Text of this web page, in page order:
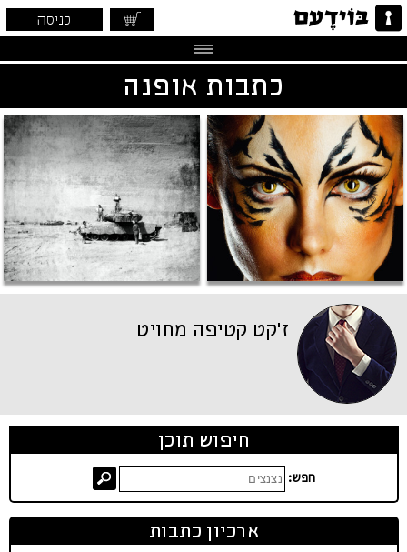
כניסה
כתבות אופנה
ז'קט קטיפה מחויט
חיפוש תוכן
חפש:
ארכיון כתבות